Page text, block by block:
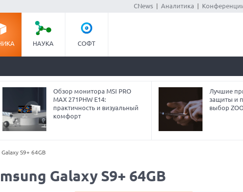
CNews| Аналитика
НАУКА СОФТ
Обзор монитора MSI PRO
MAX 271PHW E14:
практичность и визуальный
комфорт
Лучшие
защиты и
выбор
S9+ 64GB
Galaxy S9+ 64GB